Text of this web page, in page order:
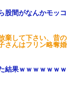
で音漏れしてな
ゴックンさせた結果
前のように実家や姪
股間がなんかモッコ
棄して下さい、昔の
さんはフリン略奪婚
結果ｗｗｗｗｗｗｗ